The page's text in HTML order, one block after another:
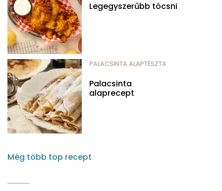
Legegyszerűbb tócsni
PALACSINTA ALAPTÉSZTA
Palacsinta
alaprecept
Még több top recept